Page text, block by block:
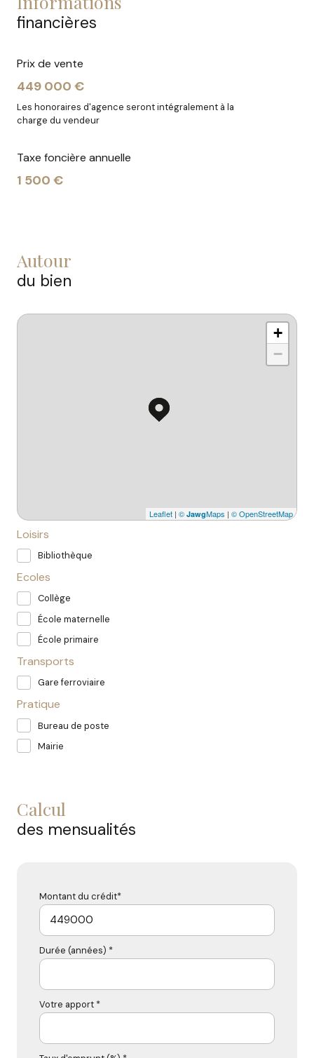
financières
Prix de vente
449 000 €
Les honoraires d'agence seront intégralement à la
charge du vendeur
Taxe foncière annuelle
1 500 €
autour
du bien
+
−
Leaflet | © JawgMaps | © OpenStreetMap
Loisirs
Bibliothèque
Ecoles
Collège
École maternelle
École primaire
Transports
Gare ferroviaire
Pratique
Bureau de poste
Mairie
calcul
des mensualités
Montant du crédit*
Durée (années) *
Votre apport *